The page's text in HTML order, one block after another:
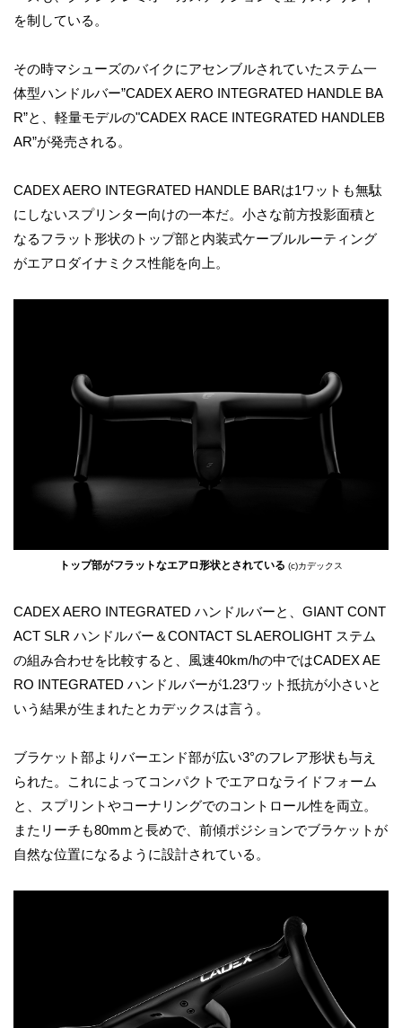
を制している。
その時マシューズのバイクにアセンブルされていたステム一
体型ハンドルバー”CADEX AERO INTEGRATED HANDLE BA
R”と、軽量モデルの"CADEX RACE INTEGRATED HANDLEB
AR”が発売される。
CADEX AERO INTEGRATED HANDLE BARは1ワットも無駄
にしないスプリンター向けの一本だ。小さな前方投影面積と
なるフラット形状のトップ部と内装式ケーブルルーティング
がエアロダイナミクス性能を向上。
トップ部がフラットなエアロ形状とされている (c)カデックス
CADEX AERO INTEGRATED ハンドルバーと、GIANT CONT
ACT SLR ハンドルバー＆CONTACT SL AEROLIGHT ステム
の組み合わせを比較すると、風速40km/hの中ではCADEX AE
RO INTEGRATED ハンドルバーが1.23ワット抵抗が小さいと
いう結果が生まれたとカデックスは言う。
ブラケット部よりバーエンド部が広い3°のフレア形状も与え
られた。これによってコンパクトでエアロなライドフォーム
と、スプリントやコーナリングでのコントロール性を両立。
またリーチも80mmと長めで、前傾ポジションでブラケットが
自然な位置になるように設計されている。